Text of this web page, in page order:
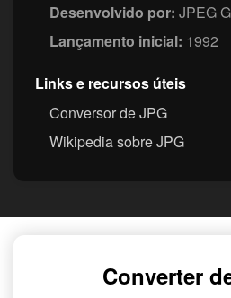
Desenvolvido por: JPEG
Lançamento inicial: 1992
Links e recursos úteis
Conversor de JPG
Wikipedia sobre JPG
Converter